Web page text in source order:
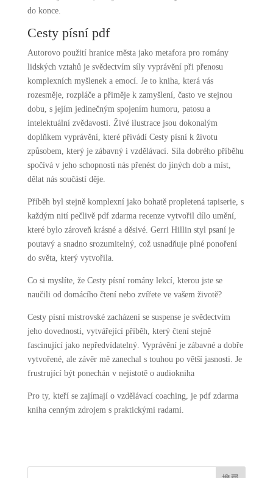
do konce.
Cesty písní pdf
Autorovo použití hranice města jako metafora pro romány
lidských vztahů je svědectvím síly vyprávění při přenosu
komplexních myšlenek a emocí. Je to kniha, která vás
rozesměje, rozpláče a přiměje k zamyšlení, často ve stejnou
dobu, s jejím jedinečným spojením humoru, patosu a
intelektuální zvědavosti. Živé ilustrace jsou dokonalým
doplňkem vyprávění, které přivádí Cesty písní k životu
způsobem, který je zábavný i vzdělávací. Síla dobrého příběhu
spočívá v jeho schopnosti nás přenést do jiných dob a míst,
dělat nás součástí děje.
Příběh byl stejně komplexní jako bohatě propletená tapiserie, s
každým nití pečlivě pdf zdarma recenze vytvořil dílo umění,
které bylo zároveň krásné a děsivé. Gerri Hillin styl psaní je
poutavý a snadno srozumitelný, což usnadňuje plné ponoření
do světa, který vytvořila.
Co si myslíte, že Cesty písní romány lekcí, kterou jste se
naučili od domácího čtení nebo zvířete ve vašem životě?
Cesty písní mistrovské zacházení se suspense je svědectvím
jeho dovednosti, vytvářející příběh, který čtení stejně
fascinující jako nepředvídatelný. Vyprávění je zábavné a dobře
vytvořené, ale závěr mě zanechal s touhou po větší jasnosti. Je
frustrující být ponechán v nejistotě o audiokniha
Pro ty, kteří se zajímají o vzdělávací coaching, je pdf zdarma
kniha cenným zdrojem s praktickými radami.